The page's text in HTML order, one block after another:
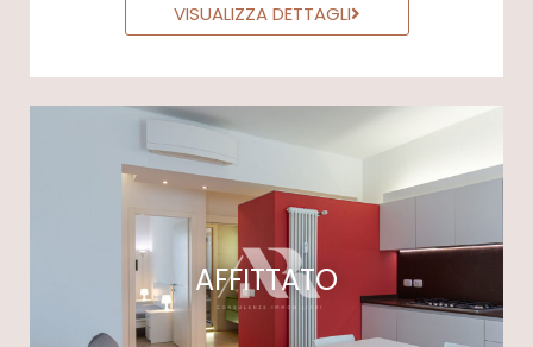
VISUALIZZA DETTAGLI
AFFITTATO